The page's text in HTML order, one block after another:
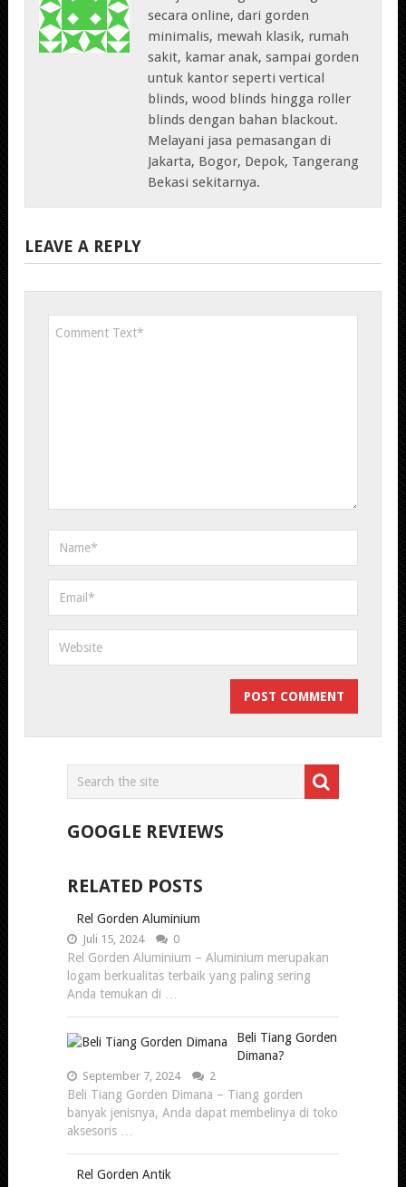
secara online, dari gorden
minimalis, mewah klasik, rumah
sakit, kamar anak, sampai gorden
untuk kantor seperti vertical
blinds, wood blinds hingga roller
blinds dengan bahan blackout.
Melayani jasa pemasangan di
Jakarta, Bogor, Depok, Tangerang
Bekasi sekitarnya.
LEAVE A REPLY
GOOGLE REVIEWS
RELATED POSTS
Rel Gorden Aluminium
Juli 15, 2024 0
Rel Gorden Aluminium – Aluminium merupakan
logam berkualitas terbaik yang paling sering
Anda temukan di …
Beli Tiang Gorden
Dimana?
September 7, 2024 2
Beli Tiang Gorden Dimana – Tiang gorden
banyak jenisnya, Anda dapat membelinya di toko
aksesoris …
Rel Gorden Antik